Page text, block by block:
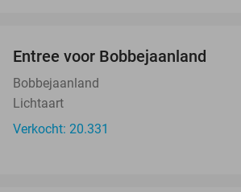
Entree voor Bobbejaanland
Bobbejaanland
Lichtaart
Verkocht: 20.331